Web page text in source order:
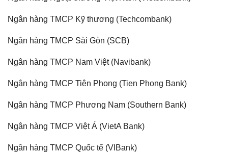
Ngân hàng TMCP Kỹ thương (Techcombank)
Ngân hàng TMCP Sài Gòn (SCB)
Ngân hàng TMCP Nam Việt (Navibank)
Ngân hàng TMCP Tiên Phong (Tien Phong Bank)
Ngân hàng TMCP Phương Nam (Southern Bank)
Ngân hàng TMCP Việt Á (VietA Bank)
Ngân hàng TMCP Quốc tế (VIBank)